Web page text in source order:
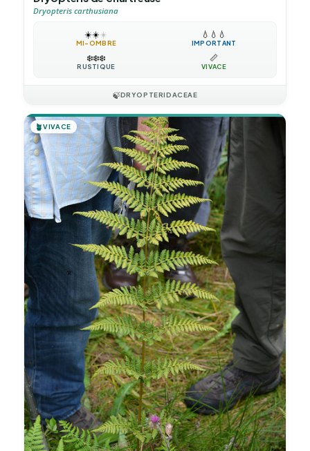
Dryopteris carthusiana
☀️☀️☀️
MI-OMBRE
💧 💧 💧
IMPORTANT
❄️❄️❄️
RUSTIQUE
📏
VIVACE
🍃DRYOPTERIDACEAE
🪴VIVACE